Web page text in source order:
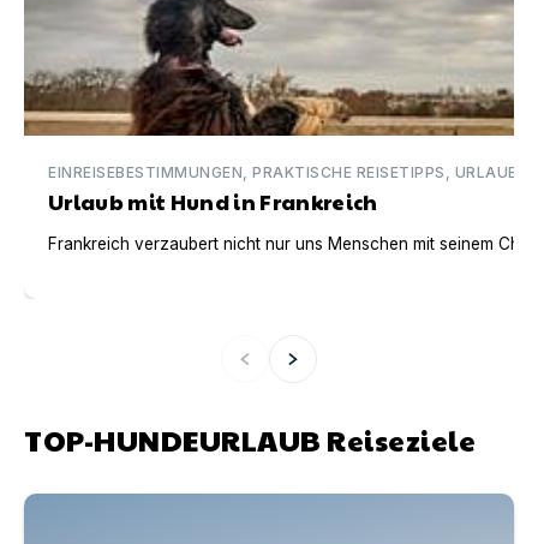
EINREISEBESTIMMUNGEN, PRAKTISCHE REISETIPPS,
Urlaub mit Hund in Frankreich
Frankreich verzaubert nicht nur uns Menschen mit seinem
TOP-HUNDEURLAUB Reiseziele